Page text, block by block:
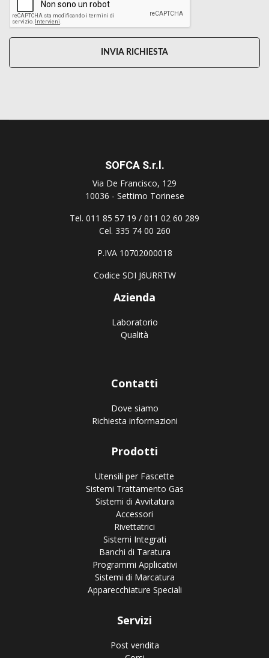
INVIA RICHIESTA
SOFCA S.r.l.
Via De Francisco, 129
10036 - Settimo Torinese
Tel. 011 85 57 19 / 011 02 60 289
Cel. 335 74 00 260
P.IVA 10702000018
Codice SDI J6URRTW
Azienda
Laboratorio
Qualità
Contatti
Dove siamo
Richiesta informazioni
Prodotti
Utensili per Fascette
Sistemi Trattamento Gas
Sistemi di Avvitatura
Accessori
Rivettatrici
Sistemi Integrati
Banchi di Taratura
Programmi Applicativi
Sistemi di Marcatura
Apparecchiature Speciali
Servizi
Post vendita